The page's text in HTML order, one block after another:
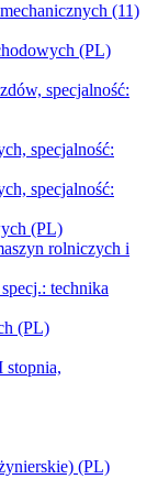
(11)
(PL)
specjalność:
specjalność:
specjalność:
(PL)
rolniczych i
technika
(PL)
stopnia,
(PL)